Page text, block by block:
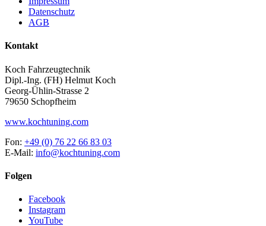
Datenschutz
AGB
Kontakt
Koch Fahrzeugtechnik
Dipl.-Ing. (FH) Helmut Koch
Georg-Ühlin-Strasse 2
79650 Schopfheim
www.kochtuning.com
Fon: +49 (0) 76 22 66 83 03
E-Mail: info@kochtuning.com
Folgen
Facebook
Instagram
YouTube